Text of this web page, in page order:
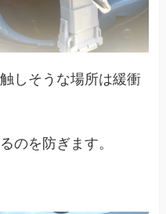
しそうな場所は緩衝
のを防ぎます。